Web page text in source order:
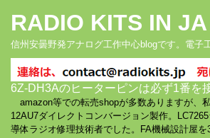
RADIO KITS IN
信州安曇野発アナログ工作中心blogです。電子
6Z-DH3Aのヒーターピンは必ず1番を
amazon等での転売shopが多数ありますが、
12AU7ダイレクトコンバージョン製作。
導体ラジオ修理技術者でした。FA機械設計屋